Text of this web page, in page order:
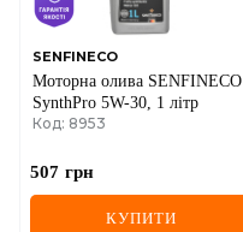
SENFINECO
Моторна олива SENFINECO
SynthPro 5W-30, 1 літр
Код: 8953
507 грн
КУПИТИ